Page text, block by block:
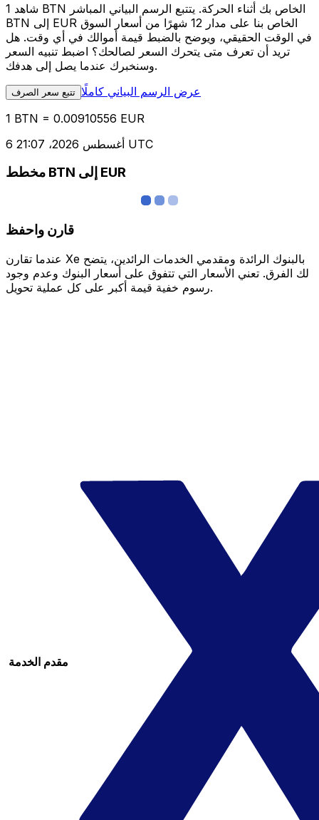
شاهد 1 BTN الخاص بك أثناء الحركة. يتتبع الرسم البياني المباشر
BTN إلى EUR الخاص بنا على مدار 12 شهرًا من أسعار السوق
في الوقت الحقيقي، ويوضح بالضبط قيمة أموالك في أي وقت. هل
تريد أن تعرف متى يتحرك السعر لصالحك؟ اضبط تنبيه السعر
وسنخبرك عندما يصل إلى هدفك.
تتبع سعر الصرف عرض الرسم البياني كاملًا
1 BTN = 0.00910556 EUR
6 أغسطس 2026، 21:07 UTC
مخطط BTN إلى EUR
قارن واحفظ
عندما تقارن Xe بالبنوك الرائدة ومقدمي الخدمات الرائدين، يتضح
لك الفرق. تعني الأسعار التي تتفوق على أسعار البنوك وعدم وجود
رسوم خفية قيمة أكبر على كل عملية تحويل.
مقدم الخدمة